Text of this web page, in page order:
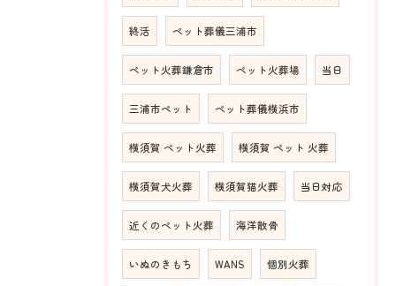
終活 ペット葬儀三浦市
ペット火葬鎌倉市 ペット火葬場 当日
三浦市ペット ペット葬儀横浜市
横須賀 ペット火葬 横須賀 ペット 火葬
横須賀犬火葬 横須賀猫火葬 当日対応
近くのペット火葬 海洋散骨
いぬのきもち WANS 個別火葬